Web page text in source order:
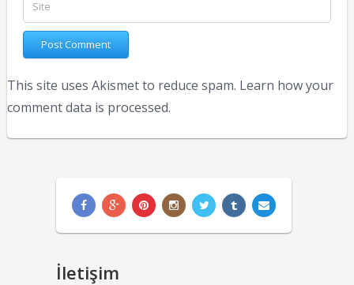
This site uses Akismet to reduce spam. Learn how your
comment data is processed.
İletişim